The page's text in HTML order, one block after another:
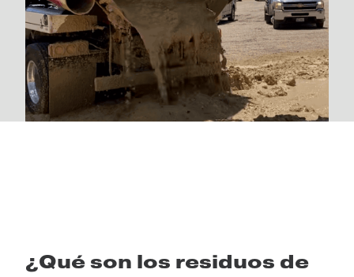
¿Qué son los residuos de